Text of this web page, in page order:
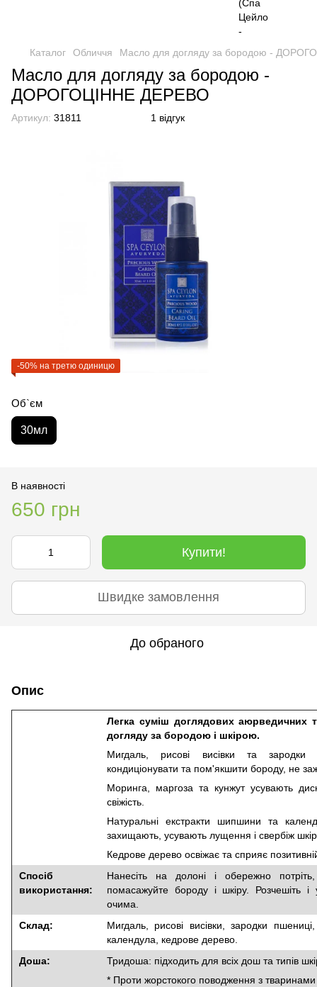
Каталог Обличчя Масло для догляду за бородою -
Масло для догляду за бородою -
ДОРОГОЦІННЕ ДЕРЕВО
Артикул: 31811 1 відгук
-50% на третю одиницю
Об`єм
30мл
В наявності
650 грн
Купити!
Швидке замовлення
До обраного
Опис
Легка суміш доглядових аюрведичних
догляду за бородою і шкірою.
Мигдаль, рисові висівки та зародки
кондиціонувати та пом'якшити бороду, не
Моринга, маргоза та кунжут усувають
свіжість.
Натуральні екстракти шипшини та
захищають, усувають лущення і свербіж
Кедрове дерево освіжає та сприяє
Спосіб
використання:
Нанесіть на долоні і обережно
помасажуйте бороду і шкіру. Розчешіть і
очима.
Склад:
Мигдаль, рисові висівки, зародки
календула, кедрове дерево.
Доша:
Тридоша: підходить для всіх дош та типів
* Проти жорстокого поводження з тваринами